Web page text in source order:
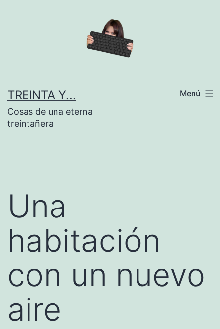
TREINTA Y...
Cosas de una eterna
treintañera
Menú
Una
habitación
con un nuevo
aire